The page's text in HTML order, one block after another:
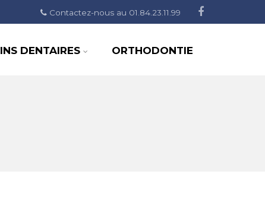
Contactez-nous au 01.84.23.11.99
DENTAIRES ORTHODONTIE